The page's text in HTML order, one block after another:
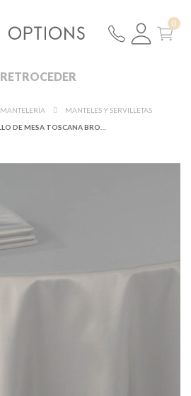
RETROCEDER
MANTELERÍA
MANTELES Y SERVILLETAS